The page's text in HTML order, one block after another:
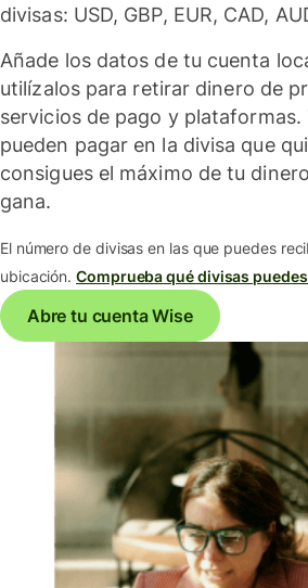
divisas: USD, GBP, EUR, CAD,
Añade los datos de tu cuenta
utilízalos para retirar dinero de
servicios de pago y plataformas.
pueden pagar en la divisa que
consigues el máximo de tu
gana.
El número de divisas en las que puedes
ubicación.Comprueba qué divisas
Abre tu cuenta Wise